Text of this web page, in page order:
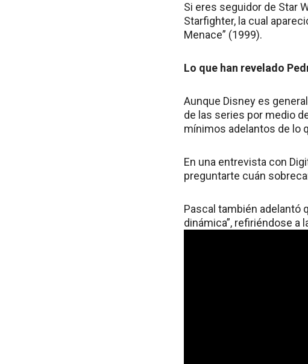
Si eres seguidor de Star
Starfighter, la cual
Menace” (1999).
Lo que han revelado
Aunque Disney es
de las series por medio
mínimos adelantos de lo
En una entrevista con
preguntarte cuán
Pascal también adelantó
dinámica”, refiriéndose a